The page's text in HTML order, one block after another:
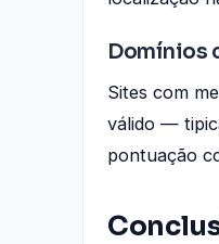
Domínios
Sites com
válido —
pontuação